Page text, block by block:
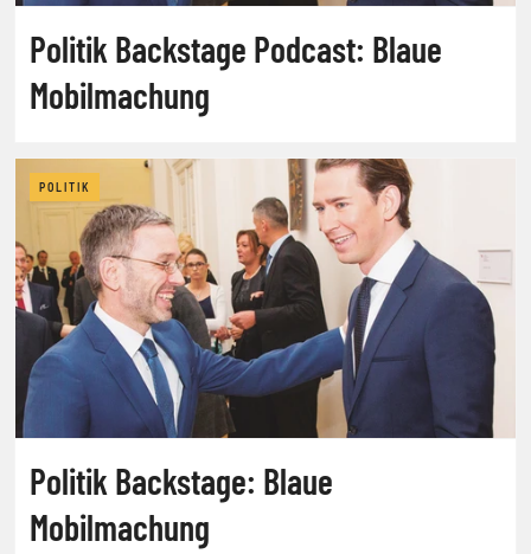
Politik Backstage Podcast: Blaue
Mobilmachung
POLITIK
Politik Backstage: Blaue
Mobilmachung